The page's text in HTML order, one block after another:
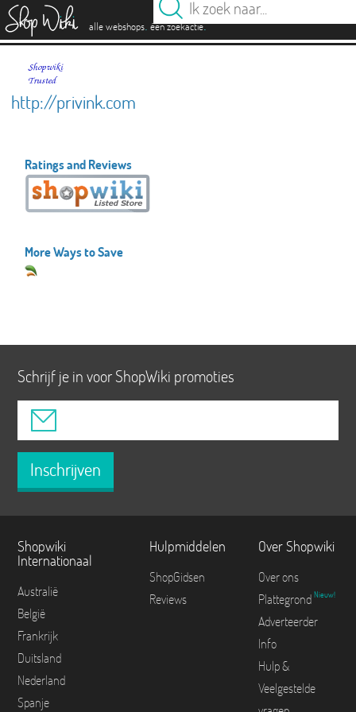
alle webshops. één zoekactie.
http://privink.com
Ratings and Reviews
More Ways to Save
Schrijf je in voor ShopWiki promoties
Inschrijven
Shopwiki
Internationaal
Australië
België
Frankrijk
Duitsland
Nederland
Spanje
Hulpmiddelen
ShopGidsen
Reviews
Over Shopwiki
Over ons
Plattegrond Nieuw!
Adverteerder
Info
Hulp &
Veelgestelde